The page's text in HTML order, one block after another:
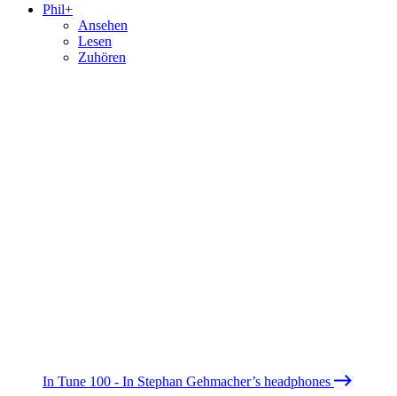
Phil+
Ansehen
Lesen
Zuhören
In Tune 100 - In Stephan Gehmacher’s headphones